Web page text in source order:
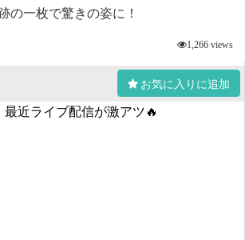
の一枚で驚きの姿に！
1,266 views
お気に入りに追加
最近ライブ配信が激アツ🔥